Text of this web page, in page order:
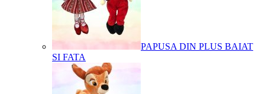
PAPUSA DIN PLUS BAIAT
SI FATA